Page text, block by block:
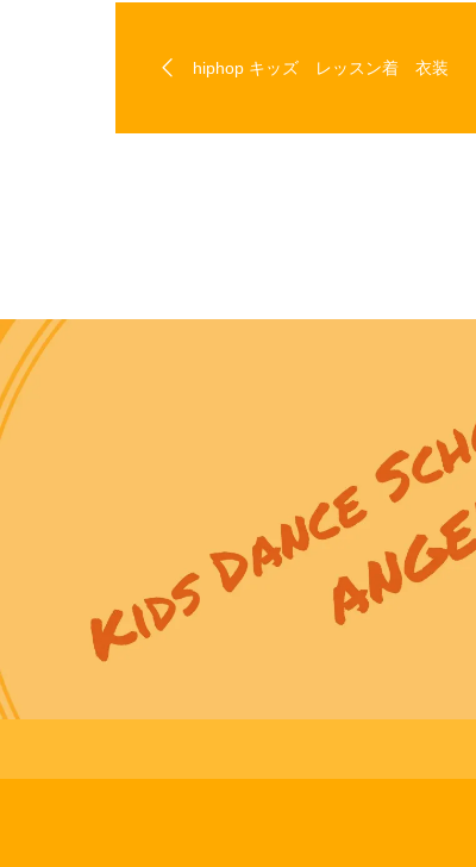
hiphop キッズ レッスン着 衣装